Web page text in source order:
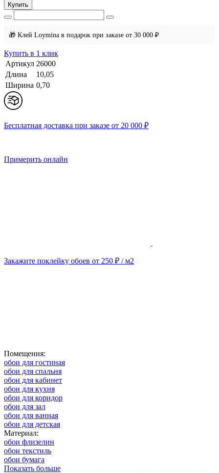
Купить
🎁 Клей Loymina в подарок при заказе от 30 000 ₽
Купить в 1 клик
Артикул 26000
Длина
10,05
Ширина 0,70
Бесплатная доставка при заказе от 20 000 ₽
Примерить онлайн
Закажите поклейку обоев от 250 ₽ / м2
Помещения:
обои для гостиная
обои для спальня
обои для кабинет
обои для кухня
обои для коридор
обои для зал
обои для ванная
обои для детская
Материал:
обои флизелин
обои текстиль
обои бумага
Показать больше